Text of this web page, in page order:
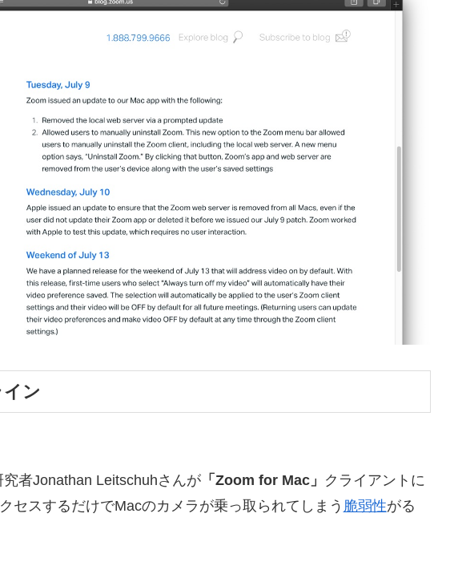
ン
者Jonathan Leitschuhさんが「Zoom for Mac」 クライアントに
セスするだけでMacのカメラが乗っ取られてしまう 脆弱性がる